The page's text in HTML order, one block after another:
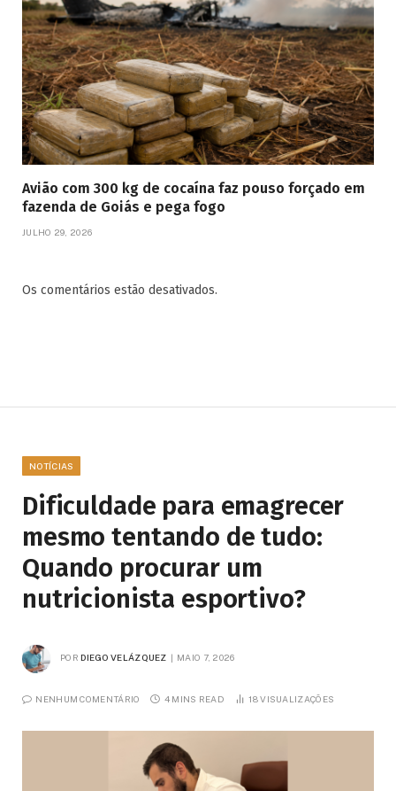
Avião com 300 kg de cocaína faz pouso forçado em
fazenda de Goiás e pega fogo
JULHO 29, 2026
Os comentários estão desativados.
NOTÍCIAS
Dificuldade para emagrecer
mesmo tentando de tudo:
Quando procurar um
nutricionista esportivo?
POR DIEGO VELÁZQUEZ MAIO 7, 2026
NENHUM COMENTÁRIO 4 MINS READ 18VISUALIZAÇÕES